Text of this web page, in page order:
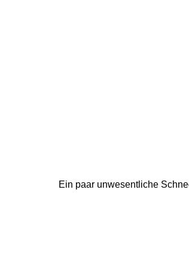
Ein paar unwesentliche